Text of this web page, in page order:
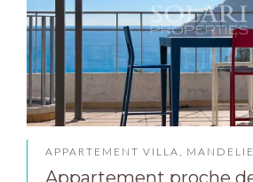
APPARTEMENT VILLA,
Appartement proche